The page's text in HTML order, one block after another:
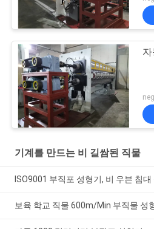
기계를 만드는 비 길쌈된 직물
ISO9001 부직포 성형기, 비 우븐 침대
보육 학교 직물 600m/Min 부직물 성